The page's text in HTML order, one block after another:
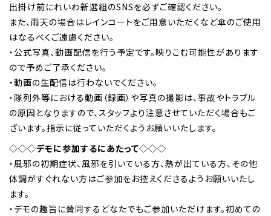
出掛け前にれいわ新選組のSNSを必ずご確認ください。
また、雨天の場合はレインコートをご用意いただくなど傘のご使用
はなるべくご遠慮ください。
・公式写真、動画配信を行う予定です。映りこむ可能性があります
ので予めご了承ください。
・動画の生配信は行わないでください。
・隊列外等における動画（録画）や写真の撮影は、事故やトラブル
の原因となりますので、スタッフより注意させていただく場合もご
ざいます。指示に従っていただくようお願いいたします。
◇◇◇デモに参加するにあたって◇◇◇
・風邪の初期症状、風邪を引いている方、熱が出ている方、その他
体調がすぐれない方はご参加をお控えくださるようお願いいたし
ます。
・デモの趣旨に賛同するどなたでもご参加いただけます。初めての